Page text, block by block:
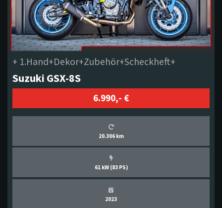
+ 1.Hand+Dekor+Zubehör+Scheckheft+
Suzuki GSX-8S
6.990,- €
20.306 km
61 kW (83 PS)
2023